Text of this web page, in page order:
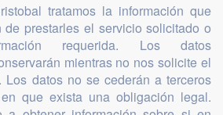
tratamos la información que
prestarles el servicio solicitado o
requerida. Los datos
mientras no nos solicite el
datos no se cederán a terceros
que exista una obligación legal.